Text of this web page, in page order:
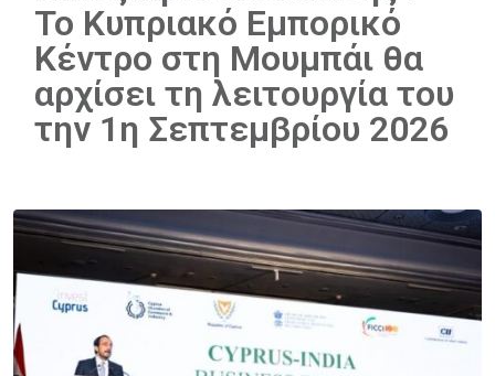
Το Κυπριακό Εμπορικό
Κέντρο στη Μουμπάι θα
αρχίσει τη λειτουργία του
την 1η Σεπτεμβρίου 2026